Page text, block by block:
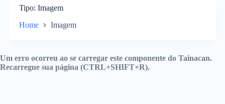
Tipo Imagem
Home Imagem
Um erro ocorreu ao se carregar este componente do Tainacan.
Recarregue sua página (CTRL+SHIFT+R).